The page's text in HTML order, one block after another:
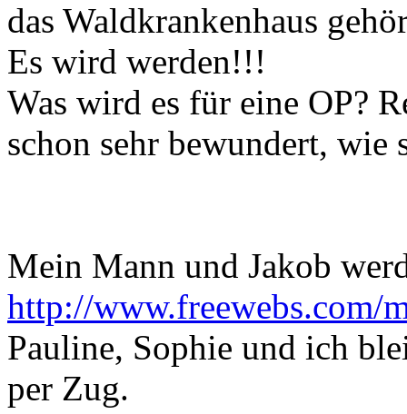
das Waldkrankenhaus
Es wird werden!!!
Was wird es für eine OP?
schon sehr bewundert,
Mein Mann und Jakob
http://www.freewebs.com/
Pauline, Sophie und ich
per Zug.